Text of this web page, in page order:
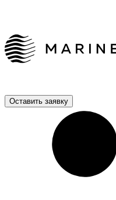
Оставить заявку